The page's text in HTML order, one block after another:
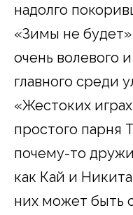
надолго
«Зимы не
очень волевого
главного среди
«Жестоких
простого парня
почему-то
как Кай и
них может быть